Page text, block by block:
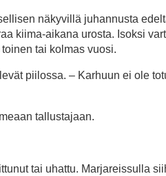
näkyvillä juhannusta
kiima-aikana urosta. Isoksi
tai kolmas vuosi.
piilossa. – Karhuun ei ole
tallustajaan.
tai uhattu. Marjareissulla